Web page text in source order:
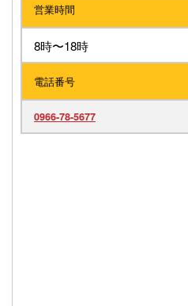
営業時間
8時〜18時
電話番号
0966-78-5677